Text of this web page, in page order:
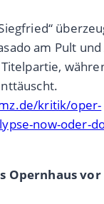
am Pult
kritik/oper-
now-oder-
Opernhaus